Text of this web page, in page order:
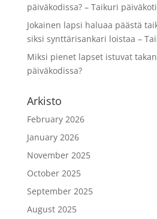
päiväkodissa? – Taikuri
Jokainen lapsi haluaa päästä
siksi synttärisankari loistaa –
Miksi pienet lapset istuvat
päiväkodissa?
Arkisto
February 2026
January 2026
November 2025
October 2025
September 2025
August 2025